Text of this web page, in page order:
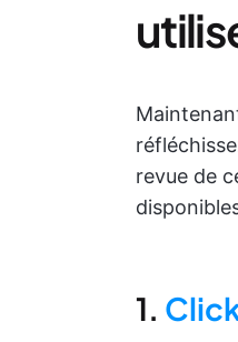
revue de
1.